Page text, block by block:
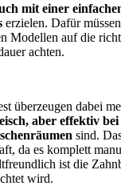
mit einer
erzielen. Dafür
Modellen auf die
achten.
überzeugen dabei
aber effektiv
sind.
da es komplett
ist die
wird.